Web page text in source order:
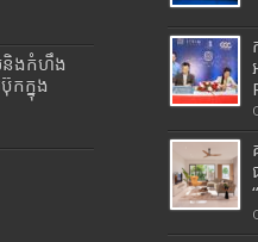
និងកំហឹង
កក្នុង